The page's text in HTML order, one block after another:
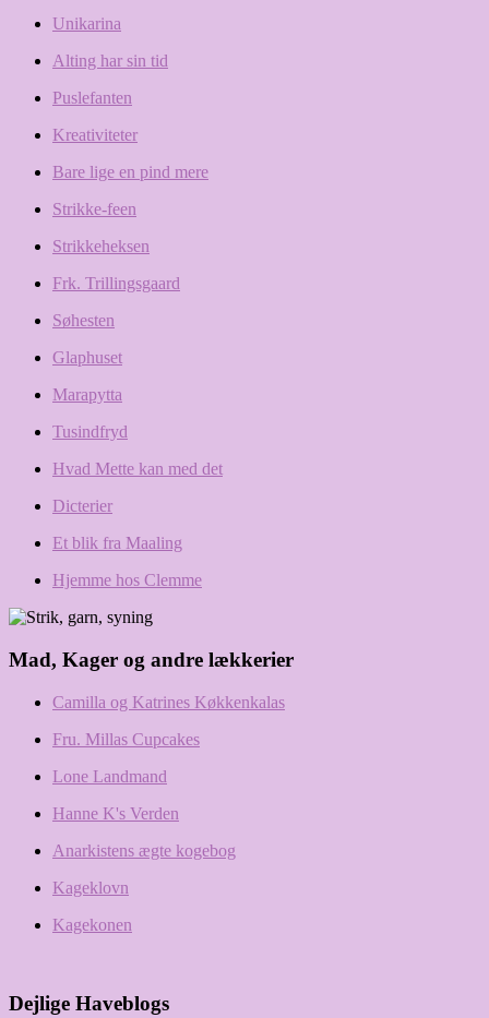
Unikarina
Alting har sin tid
Puslefanten
Kreativiteter
Bare lige en pind mere
Strikke-feen
Strikkeheksen
Frk. Trillingsgaard
Søhesten
Glaphuset
Marapytta
Tusindfryd
Hvad Mette kan med det
Dicterier
Et blik fra Maaling
Hjemme hos Clemme
Mad, Kager og andre lækkerier
Camilla og Katrines Køkkenkalas
Fru. Millas Cupcakes
Lone Landmand
Hanne K's Verden
Anarkistens ægte kogebog
Kageklovn
Kagekonen
Dejlige Haveblogs